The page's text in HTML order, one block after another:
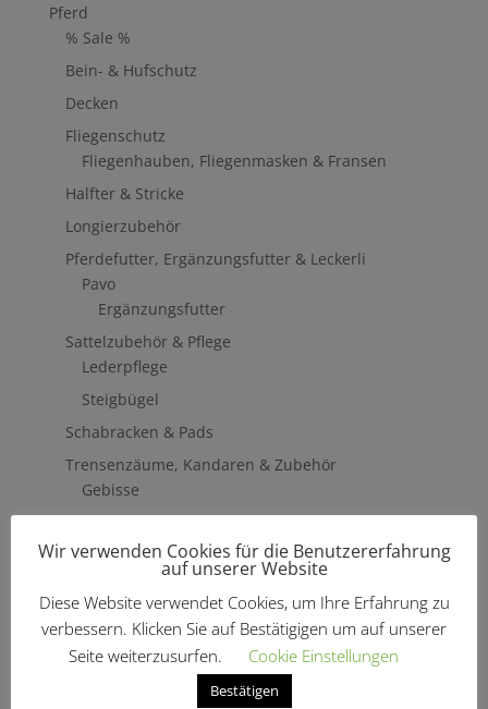
Pferd
% Sale %
Bein- & Hufschutz
Decken
Fliegenschutz
Fliegenhauben, Fliegenmasken & Fransen
Halfter & Stricke
Longierzubehör
Pferdefutter, Ergänzungsfutter & Leckerli
Pavo
Ergänzungsfutter
Sattelzubehör & Pflege
Lederpflege
Steigbügel
Schabracken & Pads
Trensenzäume, Kandaren & Zubehör
Gebisse
Hilfszügel
Trensenzäume
Zaumbaukasten
Stirnriemen
Wir verwenden Cookies für die Benutzererfahrung
auf unserer Website
Diese Website verwendet Cookies, um Ihre Erfahrung zu
verbessern. Klicken Sie auf Bestätigigen um auf unserer
Seite weiterzusurfen.
Cookie Einstellungen
Bestätigen